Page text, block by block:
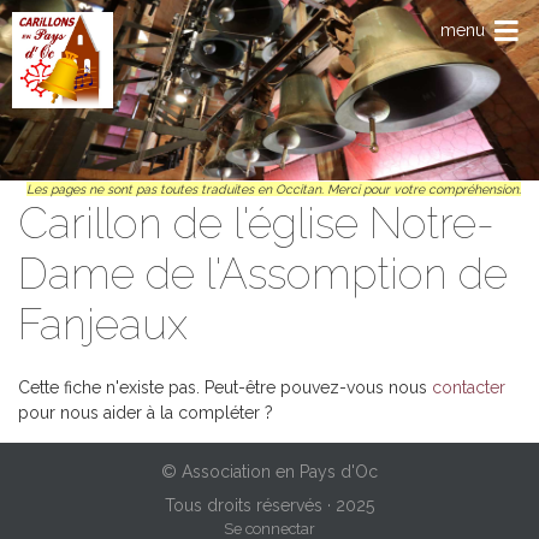
Anar al contengut principal
menu
Les pages ne sont pas toutes traduites en Occitan. Merci pour votre compréhension.
Carillon de l'église Notre-
Dame de l'Assomption de
Fanjeaux
Cette fiche n'existe pas. Peut-être pouvez-vous nous contacter
pour nous aider à la compléter ?
© Association en Pays d'Oc
Tous droits réservés · 2025
Se connectar